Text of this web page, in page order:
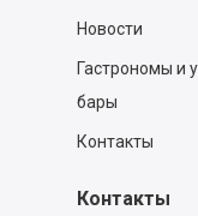
Новости
Гастрономы и
бары
Контакты
Контакты